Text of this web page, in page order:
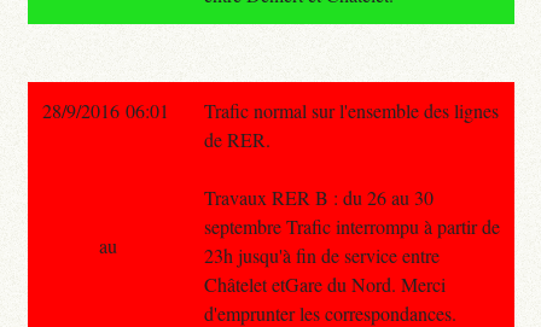
28/9/2016 06:01
Trafic normal sur l'ensemble des lignes
de RER.
Travaux RER B : du 26 au 30
septembre Trafic interrompu à partir de
23h jusqu'à fin de service entre
Châtelet etGare du Nord. Merci
d'emprunter les correspondances.
au